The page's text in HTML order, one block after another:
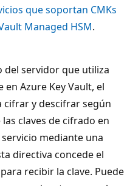
que soportan CMKs
Managed HSM.
del servidor que utiliza
Azure Key Vault, el
cifrar y descifrar según
claves de cifrado en
mediante una
directiva concede el
recibir la clave. Puede